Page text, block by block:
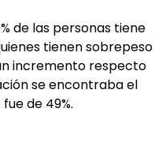
de las personas tiene
tienen sobrepeso
incremento respecto
se encontraba el
de 49%.